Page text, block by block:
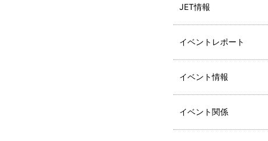
JET情報
イベントレポート
イベント情報
イベント関係